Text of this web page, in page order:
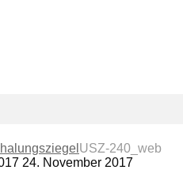
USZ-240_web
24. November 2017